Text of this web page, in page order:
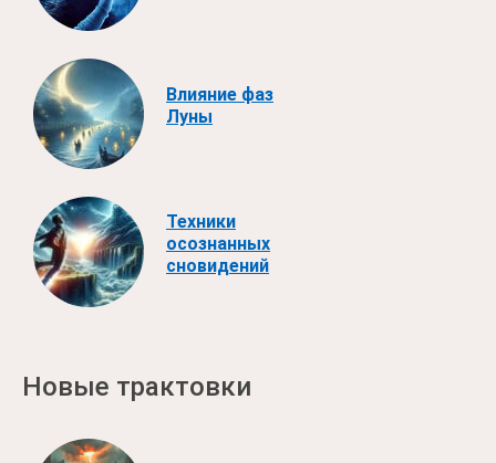
Влияние фаз
Луны
Техники
осознанных
сновидений
Новые трактовки